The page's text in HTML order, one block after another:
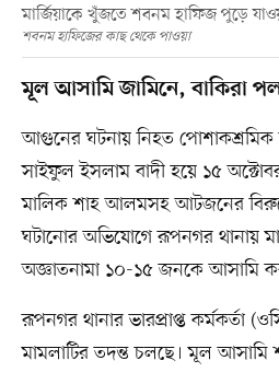
মার্জিয়াকে খুঁজতে শবনম হাফিজ পুড়ে
শবনম হাফিজের কাছ থেকে পাওয়া
মূল আসামি জামিনে, বাকিরা
আগুনের ঘটনায় নিহত পোশাকশ্রমিক
সাইফুল ইসলাম বাদী হয়ে ১৫
মালিক শাহ আলমসহ আটজনের
ঘটানোর অভিযোগে রূপনগর থানায়
অজ্ঞাতনামা ১০-১৫ জনকে আসামি
রূপনগর থানার ভারপ্রাপ্ত
মামলাটির তদন্ত চলছে। মূল আসামি